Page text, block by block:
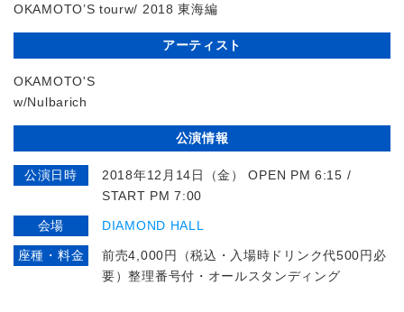
OKAMOTO’S tourw/ 2018 東海編
アーティスト
OKAMOTO'S
w/Nulbarich
公演情報
公演日時
2018年12月14日（金） OPEN PM 6:15 /
START PM 7:00
会場 DIAMOND HALL
座種・料金
前売4,000円（税込・入場時ドリンク代500円必
要）整理番号付・オールスタンディング